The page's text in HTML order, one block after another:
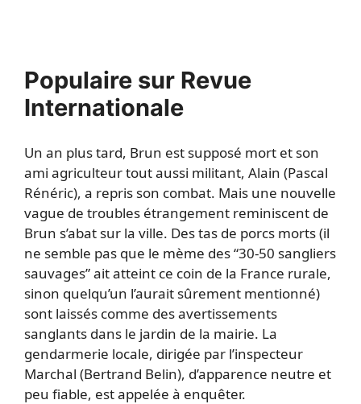
Populaire sur Revue
Internationale
Un an plus tard, Brun est supposé mort et son
ami agriculteur tout aussi militant, Alain (Pascal
Rénéric), a repris son combat. Mais une nouvelle
vague de troubles étrangement reminiscent de
Brun s’abat sur la ville. Des tas de porcs morts (il
ne semble pas que le mème des “30-50 sangliers
sauvages” ait atteint ce coin de la France rurale,
sinon quelqu’un l’aurait sûrement mentionné)
sont laissés comme des avertissements
sanglants dans le jardin de la mairie. La
gendarmerie locale, dirigée par l’inspecteur
Marchal (Bertrand Belin), d’apparence neutre et
peu fiable, est appelée à enquêter.